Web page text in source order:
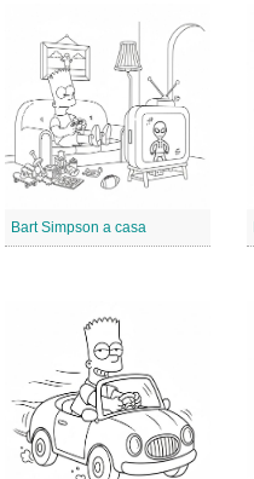
Bart Simpson a casa